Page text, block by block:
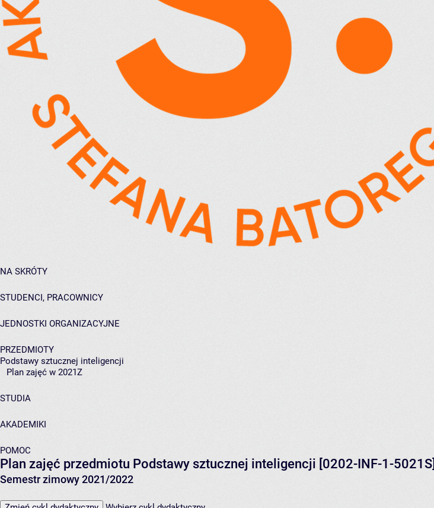
NA SKRÓTY
STUDENCI, PRACOWNICY
JEDNOSTKI ORGANIZACYJNE
PRZEDMIOTY
Podstawy sztucznej inteligencji
Plan zajęć w 2021Z
STUDIA
AKADEMIKI
POMOC
Plan zajęć przedmiotu Podstawy sztucznej inteligencji [0202-INF-1-5021S]
Semestr zimowy 2021/2022